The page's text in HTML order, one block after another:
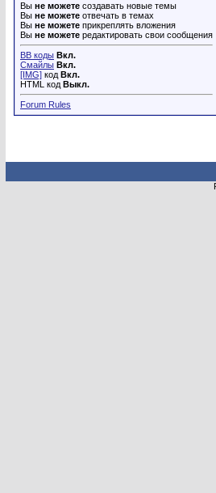
Вы не можете создавать новые темы
Вы не можете отвечать в темах
Вы не можете прикреплять вложения
Вы не можете редактировать свои сообщения
BB коды Вкл.
Смайлы Вкл.
[IMG] код Вкл.
HTML код Выкл.
Forum Rules